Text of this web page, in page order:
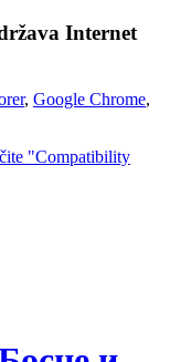
Internet
, Google Chrome,
"Compatibility